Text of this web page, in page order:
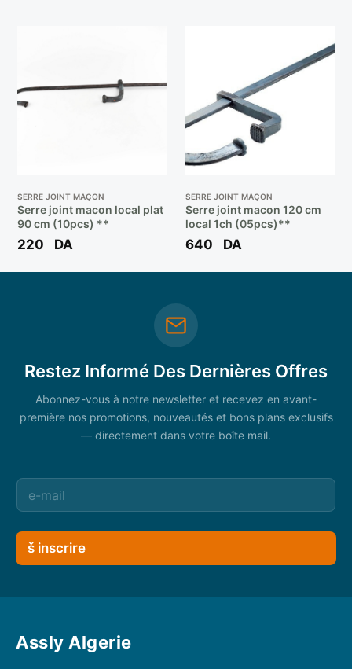
SERRE JOINT MAÇON
Serre joint macon local plat
90 cm (10pcs) **
220 DA
SERRE JOINT MAÇON
Serre joint macon 120 cm
local 1ch (05pcs)**
640 DA
Restez Informé Des Dernières Offres
Abonnez-vous à notre newsletter et recevez en avant-
première nos promotions, nouveautés et bons plans exclusifs
— directement dans votre boîte mail.
š inscrire
Assly Algerie